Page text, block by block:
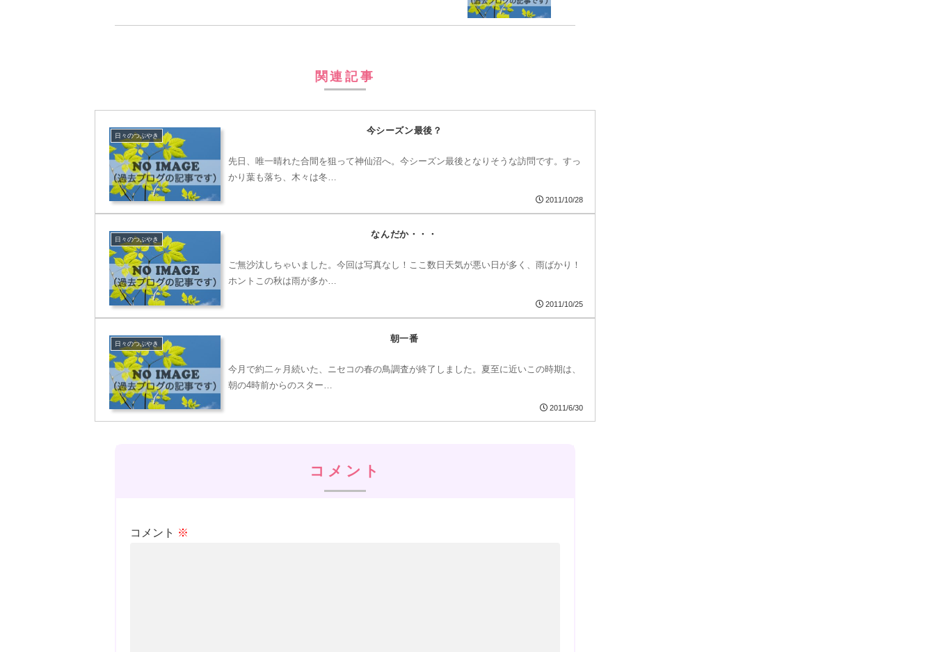
関連記事
日々のつぶやき
今シーズン最後？
先日、唯一晴れた合間を狙って神仙沼へ。今シーズン最後となりそうな訪問です。すっ
かり葉も落ち、木々は冬…
2011/10/28
日々のつぶやき
なんだか・・・
ご無沙汰しちゃいました。今回は写真なし！ここ数日天気が悪い日が多く、雨ばかり！
ホントこの秋は雨が多か…
2011/10/25
日々のつぶやき
朝一番
今月で約二ヶ月続いた、ニセコの春の鳥調査が終了しました。夏至に近いこの時期は、
朝の4時前からのスター…
2011/6/30
コメント
コメント ※